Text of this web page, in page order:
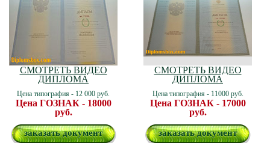
СМОТРЕТЬ ВИДЕО
ДИПЛОМА
Цена типография - 12 000 руб.
Цена ГОЗНАК - 18000
руб.
заказать документ
СМОТРЕТЬ ВИДЕО
ДИПЛОМА
Цена типография - 11000 руб.
Цена ГОЗНАК - 17000
руб.
заказать документ